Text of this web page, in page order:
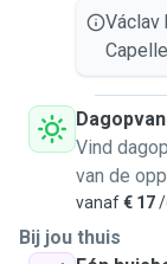
Václav
Vind
van de
vanaf€ 17/
Bij jou thuis